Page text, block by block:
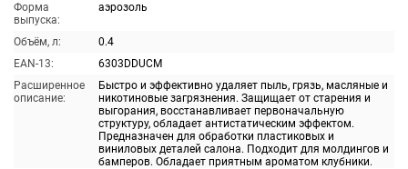
Форма
выпуска:
аэрозоль
Объём, л:
0.4
EAN-13:
6303DDUCM
Расширенное
описание:
Быстро и эффективно удаляет пыль, грязь, масляные и
никотиновые загрязнения. Защищает от старения и
выгорания, восстанавливает первоначальную
структуру, обладает антистатическим эффектом.
Предназначен для обработки пластиковых и
виниловых деталей салона. Подходит для молдингов и
бамперов. Обладает приятным ароматом клубники.